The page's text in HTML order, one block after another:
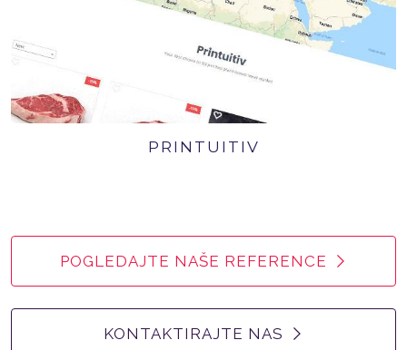
PRINTUITIV
POGLEDAJTE NAŠE REFERENCE
KONTAKTIRAJTE NAS